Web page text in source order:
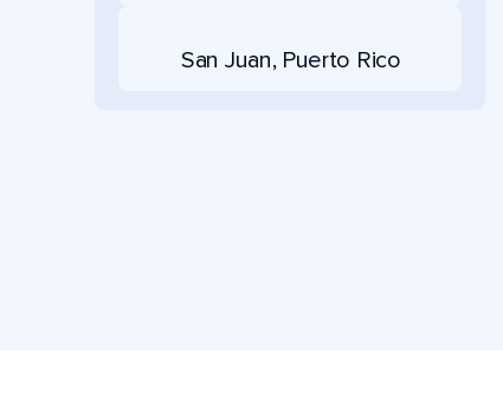
San Juan, Puerto Rico